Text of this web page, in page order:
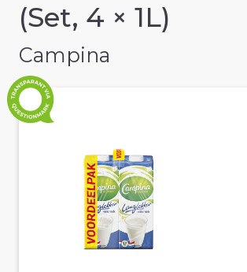
(Set, 4 × 1L)
Campina